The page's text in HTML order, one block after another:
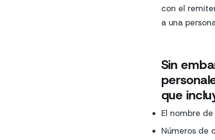
con el
a una
Sin
que
El nombre
Números de